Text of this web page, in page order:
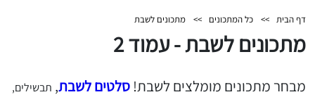
דף הבית >> כל המתכונים >> מתכונים לשבת
מתכונים לשבת - עמוד 2
מבחר מתכונים מומלצים לשבת! סלטים לשבת, תבשילים,